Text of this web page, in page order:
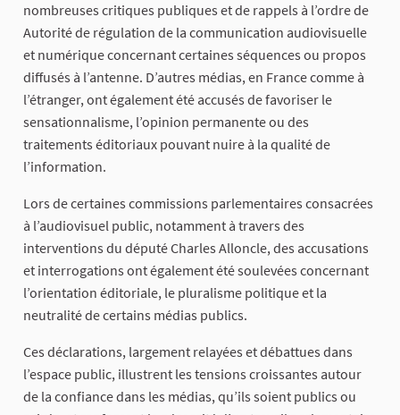
nombreuses critiques publiques et de rappels à l’ordre de
Autorité de régulation de la communication audiovisuelle
et numérique concernant certaines séquences ou propos
diffusés à l’antenne. D’autres médias, en France comme à
l’étranger, ont également été accusés de favoriser le
sensationnalisme, l’opinion permanente ou des
traitements éditoriaux pouvant nuire à la qualité de
l’information.
Lors de certaines commissions parlementaires consacrées
à l’audiovisuel public, notamment à travers des
interventions du député Charles Alloncle, des accusations
et interrogations ont également été soulevées concernant
l’orientation éditoriale, le pluralisme politique et la
neutralité de certains médias publics.
Ces déclarations, largement relayées et débattues dans
l’espace public, illustrent les tensions croissantes autour
de la confiance dans les médias, qu’ils soient publics ou